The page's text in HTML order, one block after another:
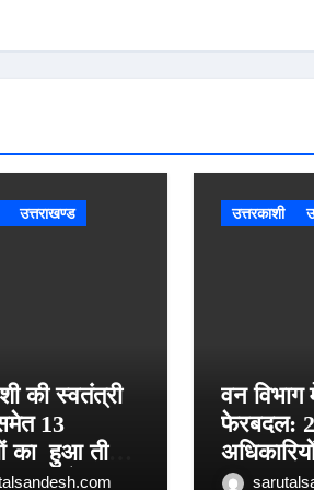
उत्तराखण्ड
की स्वतंत्री
13
का हुआ तीलू
के लिय
उत्तरकाशी
वन विभाग
फेरबदल: